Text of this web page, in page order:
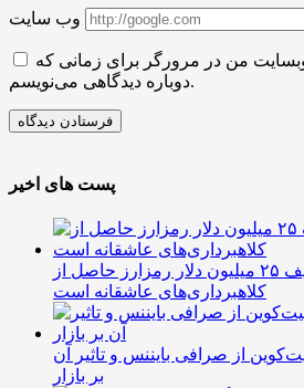
وب سایت
وبسایت من در مرورگر برای زمانی که
دوباره دیدگاهی می‌نویسم.
پست های اخیر
آمریکا در پی توقیف ۲۵ میلیون دلار رمزارز حاصل از
کلاهبرداری‌های عاشقانه است
دلار بیت‌کوین از صرافی بایننس و تاثیر آن
بر بازار